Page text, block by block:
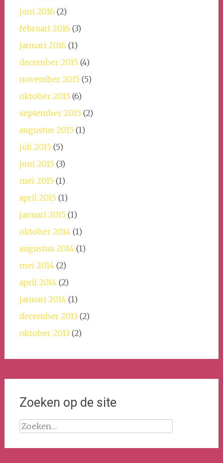
juni 2016 (2)
februari 2016 (3)
januari 2016 (1)
december 2015(4)
november 2015(5)
oktober 2015(6)
september 2015(2)
augustus 2015(1)
juli 2015(5)
juni 2015(3)
mei 2015(1)
april 2015(1)
januari 2015(1)
oktober 2014(1)
augustus 2014(1)
mei 2014(2)
april 2014(2)
januari 2014(1)
december 2013(2)
oktober 2013(2)
Zoeken op de site
Zoeken
naar: